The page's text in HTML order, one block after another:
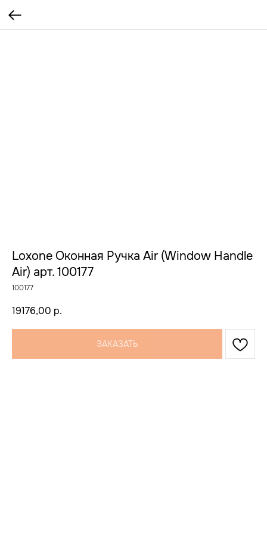
Loxone Оконная Ручка Air (Window Handle
Air) арт. 100177
100177
19176,00 р.
ЗАКАЗАТЬ